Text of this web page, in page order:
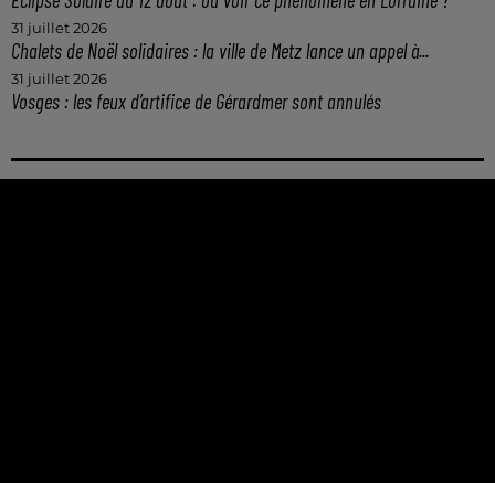
31 juillet 2026
Chalets de Noël solidaires : la ville de Metz lance un appel à...
31 juillet 2026
Vosges : les feux d’artifice de Gérardmer sont annulés